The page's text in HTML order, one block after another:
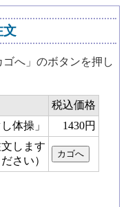
文
へ」のボタンを押し
税込価格
体操」
1430円
します
さい）